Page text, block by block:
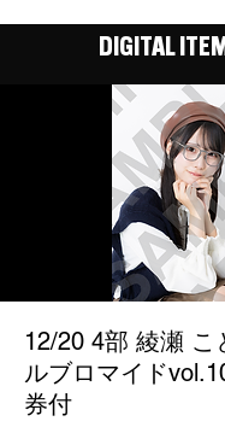
DIGITAL
12/20 4部 綾瀬 こ
ルブロマイド
券付